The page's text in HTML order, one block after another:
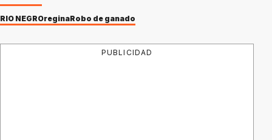
RIO NEGROreginaRobo de ganado
PUBLICIDAD